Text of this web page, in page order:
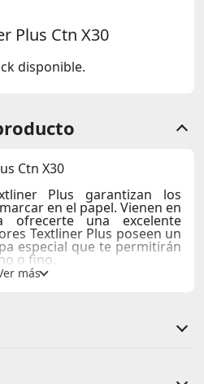
Plus Ctn X30
disponible.
Ctn X30
Plus garantizan los
en el papel. Vienen en
ofrecerte una excelente
Textliner Plus poseen un
especial que te permitirán
o fino.